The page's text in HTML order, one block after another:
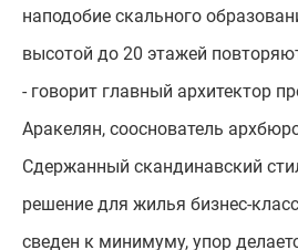
наподобие скального
высотой до 20 этажей
- говорит главный архитектор
Аракелян, сооснователь
Сдержанный скандинавский
решение для жилья бизнес-
сведен к минимуму, упор